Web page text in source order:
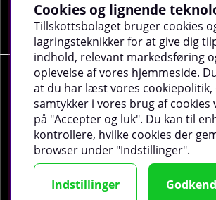
VIRKSOMHEDSOPLYSNINGER
©2026 tillskottsbolaget.dk. Vi
mere.
Cookies og lignende
Tillskottsbolaget bruger cookies
lagringsteknikker for at give dig
indhold, relevant markedsføring
oplevelse af vores hjemmeside.
at du har læst vores cookiepolitik,
samtykker i vores brug af cookies
på "Accepter og luk". Du kan til
kontrollere, hvilke cookies der
browser under "Indstillinger".
Indstillinger